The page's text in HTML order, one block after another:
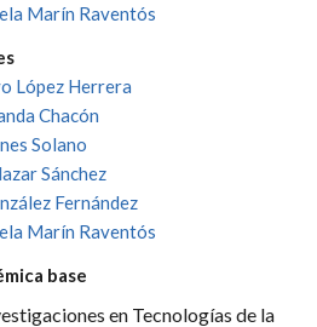
Marín Raventós
López Herrera
Chacón
Solano
Sánchez
Fernández
Marín Raventós
base
en Tecnologías de la